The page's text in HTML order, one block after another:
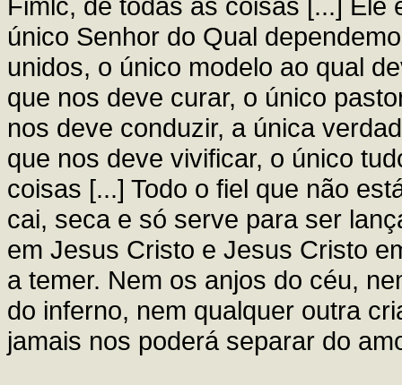
único Senhor do Qual
unidos, o único modelo ao qual
que nos deve curar, o único
nos deve conduzir, a única
que nos deve vivificar, o único
coisas [...] Todo o fiel que não
cai, seca e só serve para ser
em Jesus Cristo e Jesus Cristo
a temer. Nem os anjos do céu,
do inferno, nem qualquer outra
jamais nos poderá separar do